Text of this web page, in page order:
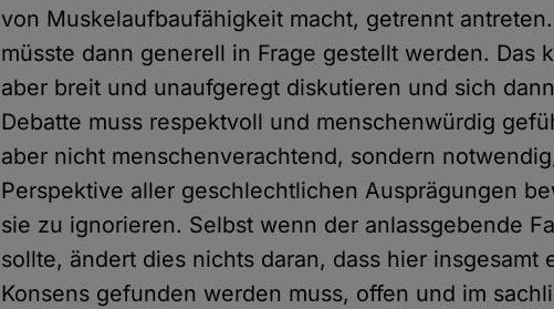
von Muskelaufbaufähigkeit macht, getrennt
müsste dann generell in Frage gestellt werden. Das
aber breit und unaufgeregt diskutieren und sich
Debatte muss respektvoll und menschenwürdig
aber nicht menschenverachtend, sondern
Perspektive aller geschlechtlichen Ausprägungen
sie zu ignorieren. Selbst wenn der anlassgebende
sollte, ändert dies nichts daran, dass hier insgesamt
Konsens gefunden werden muss, offen und im